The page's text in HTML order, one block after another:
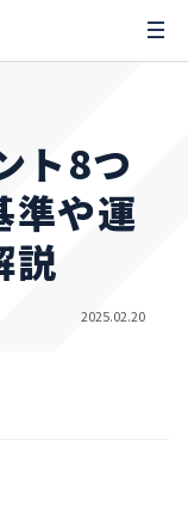
ト8つ
準や運
説
2025.02.20